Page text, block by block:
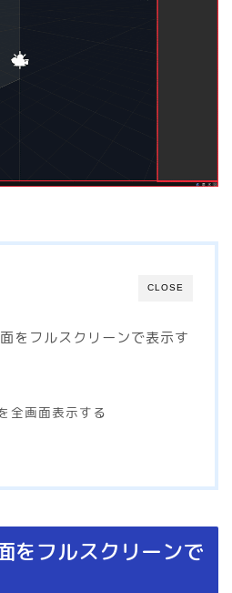
CLOSE
をフルスクリーンで表示す
全画面表示する
をフルスクリーンで